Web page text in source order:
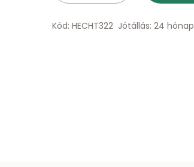
Kód: HECHT322 Jótállás: 24 hónap